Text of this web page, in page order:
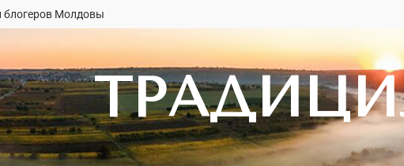
блогеров Молдовы